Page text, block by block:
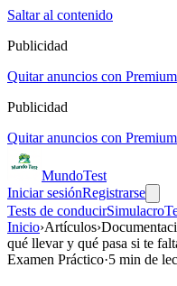
Saltar al contenido
Publicidad
Quitar anuncios con
Publicidad
Quitar anuncios con
MundoTest
Iniciar sesiónRegistrarse
Tests de conducirSimulacro
Inicio›Artículos›
qué llevar y qué pasa si te
Examen Práctico·5 min de